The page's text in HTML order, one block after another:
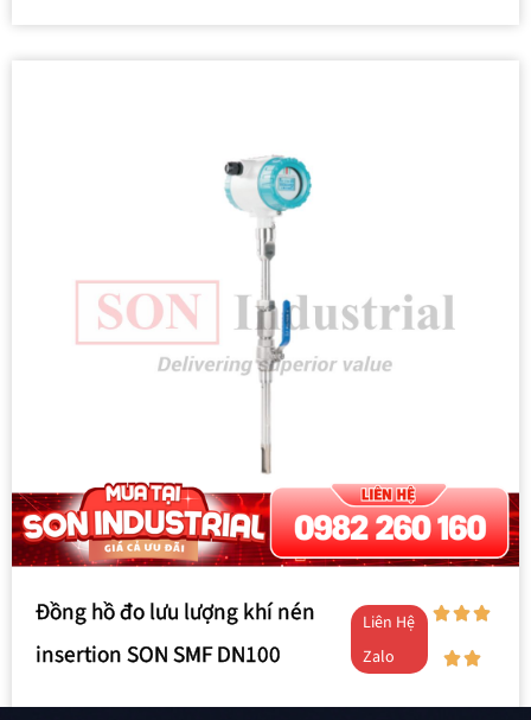
Đồng hồ đo lưu lượng khí nén
insertion SON SMF DN100
Liên Hệ
Zalo